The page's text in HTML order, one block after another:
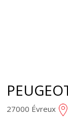
27000 Évreux